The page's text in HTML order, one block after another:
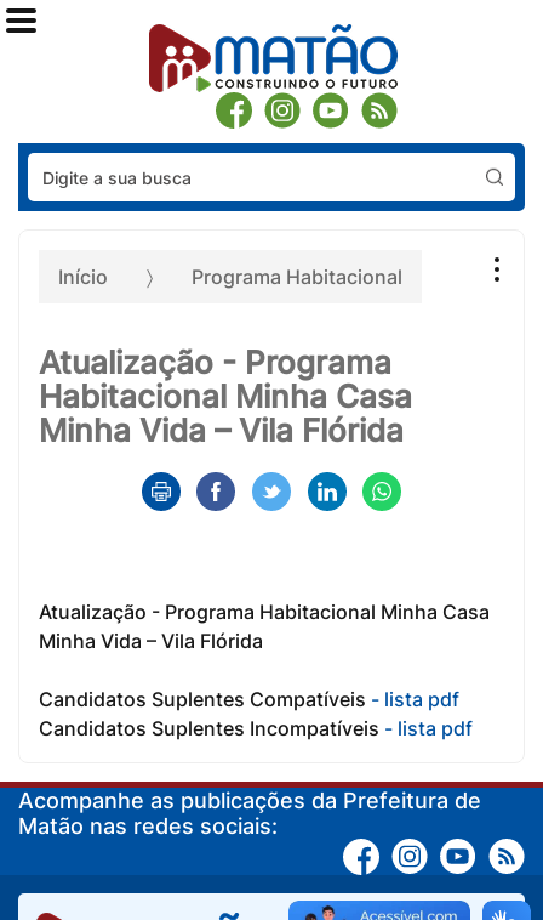
Início Programa Habitacional
Atualização - Programa
Habitacional Minha Casa
Minha Vida – Vila Flórida
Atualização - Programa Habitacional Minha Casa
Minha Vida – Vila Flórida
Candidatos Suplentes Compatíveis - lista pdf
Candidatos Suplentes Incompatíveis - lista pdf
Acompanhe as publicações da Prefeitura de
Matão nas redes sociais: